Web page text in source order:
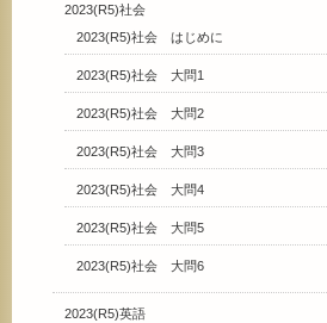
2023(R5)社会
2023(R5)社会 はじめに
2023(R5)社会 大問1
2023(R5)社会 大問2
2023(R5)社会 大問3
2023(R5)社会 大問4
2023(R5)社会 大問5
2023(R5)社会 大問6
2023(R5)英語